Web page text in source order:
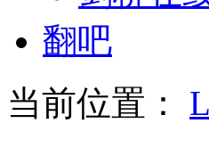
翻吧
当前位置：